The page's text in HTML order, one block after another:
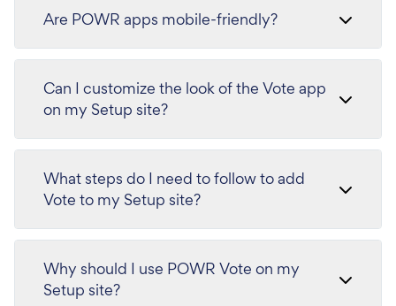
Are POWR apps mobile-friendly?
Can I customize the look of the Vote app
on my Setup site?
What steps do I need to follow to add
Vote to my Setup site?
Why should I use POWR Vote on my
Setup site?